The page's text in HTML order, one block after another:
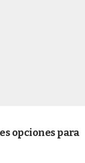
opciones para